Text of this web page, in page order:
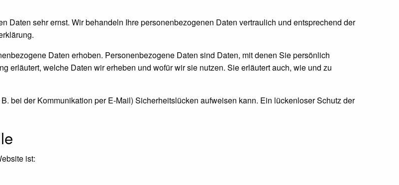
Daten sehr ernst. Wir behandeln Ihre personenbezogenen Daten vertraulich und entsprechend der
Daten erhoben. Personenbezogene Daten sind Daten, mit denen Sie persönlich
erläutert, welche Daten wir erheben und wofür wir sie nutzen. Sie erläutert auch, wie und zu
bei der Kommunikation per E-Mail) Sicherheitslücken aufweisen kann. Ein lückenloser Schutz der
ist: